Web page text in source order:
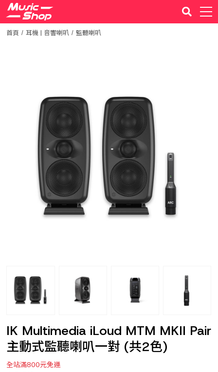
首頁 耳機 | 音響喇叭 監聽喇叭
IK Multimedia iLoud MTM MKII Pair
主動式監聽喇叭一對 (共2色)
全站滿800元免運